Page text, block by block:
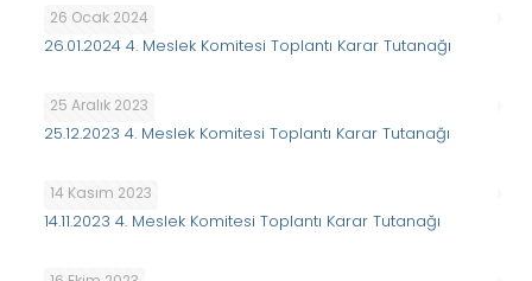
26 Ocak 2024
26.01.2024 4. Meslek Komitesi Toplantı Karar Tutanağı
25 Aralık 2023
25.12.2023 4. Meslek Komitesi Toplantı Karar Tutanağı
14 Kasım 2023
14.11.2023 4. Meslek Komitesi Toplantı Karar Tutanağı